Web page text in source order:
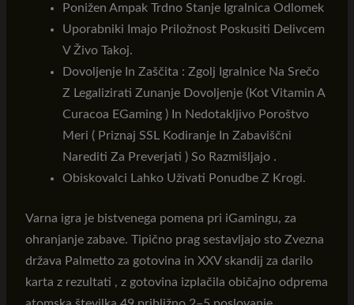
Ponižen Ampak Trdno Stanje Igralnica Odlomek
Uporabniki Imajo Priložnost Poskusiti Delivcem
V Živo Takoj.
Dovoljenje In Zaščita : Zgolj Igralnice Na Srečo
Z Legalizirati Zunanje Dovoljenje (Kot Vitamin A
Curacoa EGaming ) In Nedotakljivo Poroštvo
Meri ( Priznaj SSL Kodiranje In Zabaviščni
Narediti Za Preverjati ) So Razmišljajo .
Obiskovalci Lahko Uživati Ponudbe Z Krogi.
Varna igra je bistvenega pomena pri iGamingu, za
ohranjanje zabave. Tipično prag sestavljajo sto Zvezna
država Palmetto za gotovina in XXV skandij za darilo
karta z rezultati , z gotovina izplačila običajno odprema